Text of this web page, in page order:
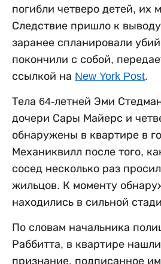
погибли четверо детей, их
Следствие пришло к
заранее спланировали
покончили с собой,
ссылкой на New York Post.
Тела 64-летней Эми
дочери Сары Майерс и
обнаружены в квартире в
Механиквилл после того,
сосед несколько раз
жильцов. К моменту
находились в сильной
По словам начальника
Раббитта, в квартире
признание, подписанное